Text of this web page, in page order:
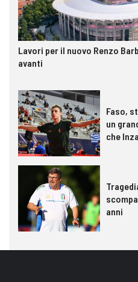
Lavori per il nuovo Renzo
avanti
Faso,
un
che
anni